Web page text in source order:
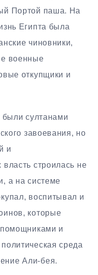
Портой паша. На
Египта была
чиновники,
военные
откупщики и
султанами
завоевания, но
и
строилась не
а на системе
воспитывал и
которые
помощниками и
среда
Али-бея.